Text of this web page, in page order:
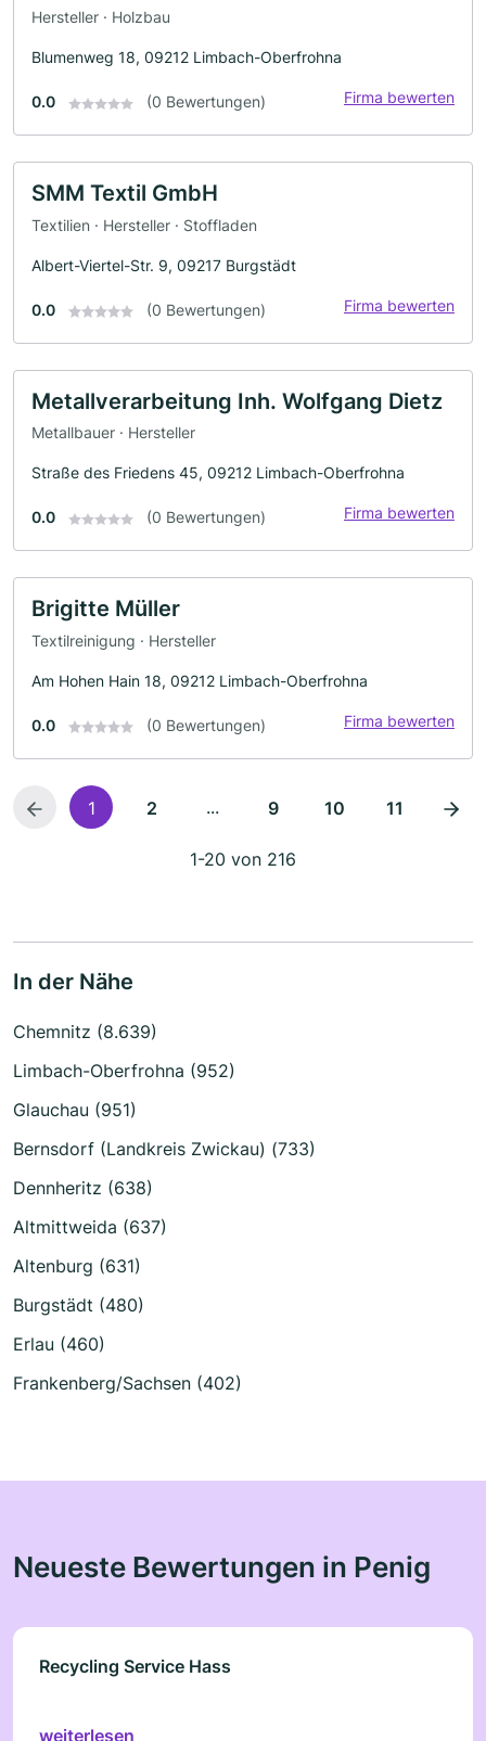
Hersteller · Holzbau
Blumenweg 18, 09212 Limbach-Oberfrohna
0.0 (0 Bewertungen) Firma bewerten
SMM Textil GmbH
Textilien · Hersteller · Stoffladen
Albert-Viertel-Str. 9, 09217 Burgstädt
0.0 (0 Bewertungen) Firma bewerten
Metallverarbeitung Inh. Wolfgang Dietz
Metallbauer · Hersteller
Straße des Friedens 45, 09212 Limbach-Oberfrohna
0.0 (0 Bewertungen) Firma bewerten
Brigitte Müller
Textilreinigung · Hersteller
Am Hohen Hain 18, 09212 Limbach-Oberfrohna
0.0 (0 Bewertungen) Firma bewerten
1 2 ... 9 10 11
1-20 von 216
In der Nähe
Chemnitz (8.639)
Limbach-Oberfrohna (952)
Glauchau (951)
Bernsdorf (Landkreis Zwickau) (733)
Dennheritz (638)
Altmittweida (637)
Altenburg (631)
Burgstädt (480)
Erlau (460)
Frankenberg/Sachsen (402)
Neueste Bewertungen in Penig
Recycling Service Hass
weiterlesen